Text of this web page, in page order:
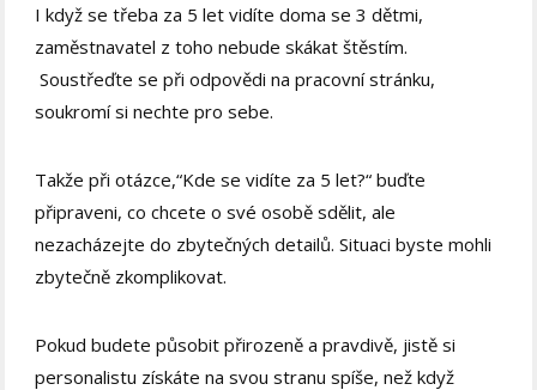
I když se třeba za 5 let vidíte doma se 3 dětmi,
zaměstnavatel z toho nebude skákat štěstím.
Soustřeďte se při odpovědi na pracovní stránku,
soukromí si nechte pro sebe.
Takže při otázce,“Kde se vidíte za 5 let?“ buďte
připraveni, co chcete o své osobě sdělit, ale
nezacházejte do zbytečných detailů. Situaci byste mohli
zbytečně zkomplikovat.
Pokud budete působit přirozeně a pravdivě, jistě si
personalistu získáte na svou stranu spíše, než když